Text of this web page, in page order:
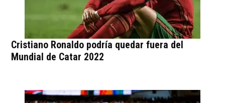
Cristiano Ronaldo podría quedar fuera del
Mundial de Catar 2022